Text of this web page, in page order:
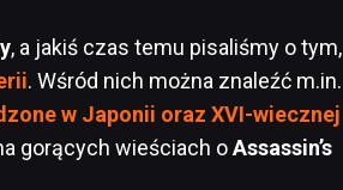
, a jakiś czas temu pisaliśmy o tym,
. Wśród nich można znaleźć m.in.
w Japonii oraz XVI-wiecznej
gorących wieściach oAssassin’s